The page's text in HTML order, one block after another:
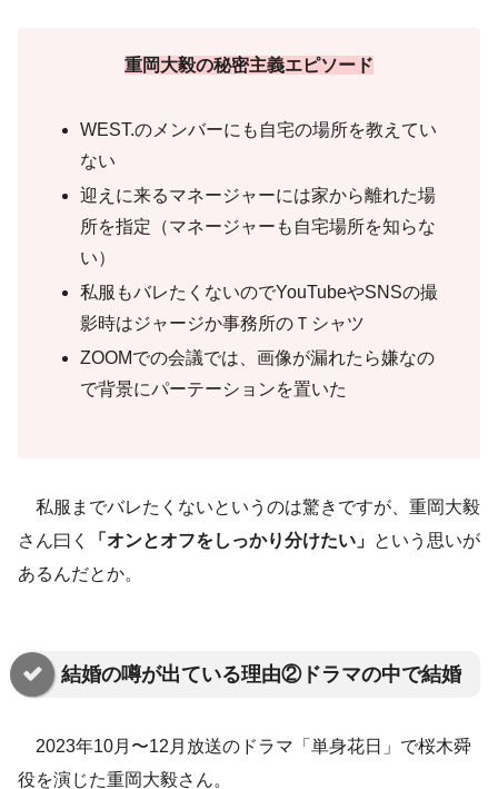
重岡大毅の秘密主義エピソード
WEST.のメンバーにも自宅の場所を教えてい
ない
迎えに来るマネージャーには家から離れた場
所を指定（マネージャーも自宅場所を知らな
い）
私服もバレたくないのでYouTubeやSNSの撮
影時はジャージか事務所のＴシャツ
ZOOMでの会議では、画像が漏れたら嫌なの
で背景にパーテーションを置いた
私服までバレたくないというのは驚きですが、重岡大毅
さん曰く
「オンとオフをしっかり分けたい」 という思いが
あるんだとか。
結婚の噂が出ている理由②ドラマの中で結婚
2023年10月〜12月放送のドラマ「単身花日」で桜木舜
役を演じた重岡大毅さん。